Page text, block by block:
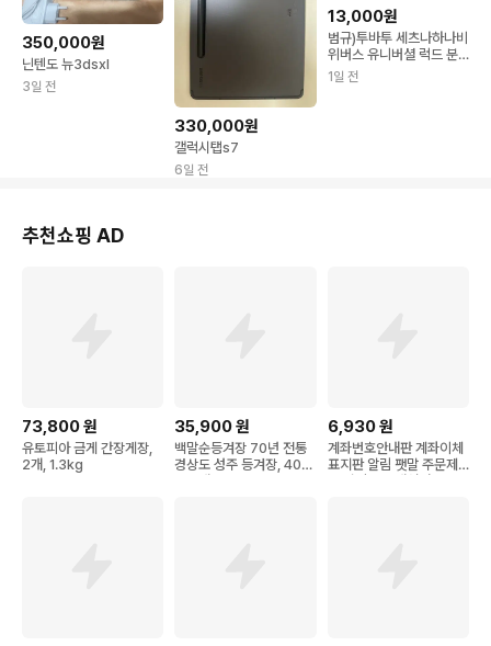
350,000원
닌텐도 뉴3dsxl
3일 전
330,000원
갤럭시탭s7
6일 전
13,000원
범규)투바투 세츠나하나비
위버스 유니버셜 럭드 분
철 연준수빈휴닝카이범규
태현
1일 전
추천쇼핑 AD
73,800원
유토피아 금게 간장게장,
2개, 1.3kg
35,900원
백말순등겨장 70년 전통
경상도 성주 등겨장, 400
6,930원
계좌번호안내판 계좌이체
표지판 알림 팻말 주문제